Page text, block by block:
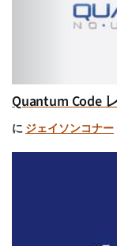
Quantum Code
に ジェイソンコナー